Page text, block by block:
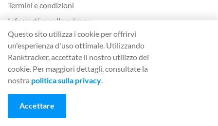
Termini e condizioni
Informativa sulla privacy
App
Accedi
Iscriviti
Prezzi
Pietre miliari dell'app
Questo sito utilizza i cookie per offrirvi
un'esperienza d'uso ottimale. Utilizzando
Ranktracker, accettate il nostro utilizzo dei
cookie. Per maggiori dettagli, consultate la
nostra politica sulla privacy.
Accettare